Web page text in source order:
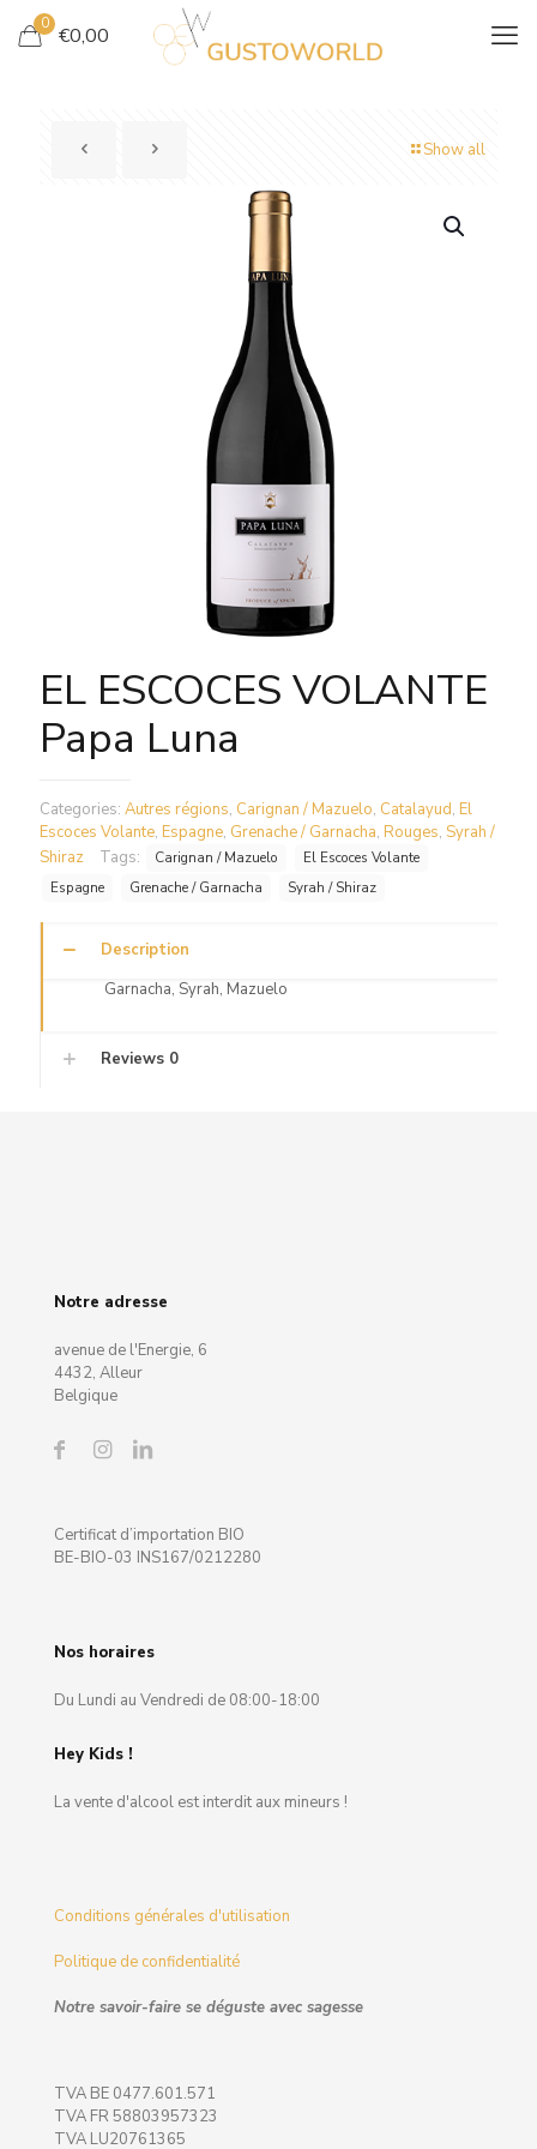
0 €0,00
Show all
EL ESCOCES VOLANTE
Papa Luna
Categories: Autres régions, Carignan / Mazuelo, Catalayud, El
Escoces Volante, Espagne, Grenache / Garnacha, Rouges, Syrah /
Shiraz
Tags: Carignan / Mazuelo
El Escoces Volante
Espagne
Grenache / Garnacha Syrah / Shiraz
Description
Garnacha, Syrah, Mazuelo
Reviews 0
Notre adresse
avenue de l'Energie, 6
4432, Alleur
Belgique
Certificat d’importation BIO
BE-BIO-03 INS167/0212280
Nos horaires
Du Lundi au Vendredi de 08:00-18:00
Hey Kids !
La vente d'alcool est interdit aux mineurs !
Conditions générales d'utilisation
Politique de confidentialité
Notre savoir-faire se déguste avec sagesse
TVA BE 0477.601.571
TVA FR 58803957323
TVA LU20761365